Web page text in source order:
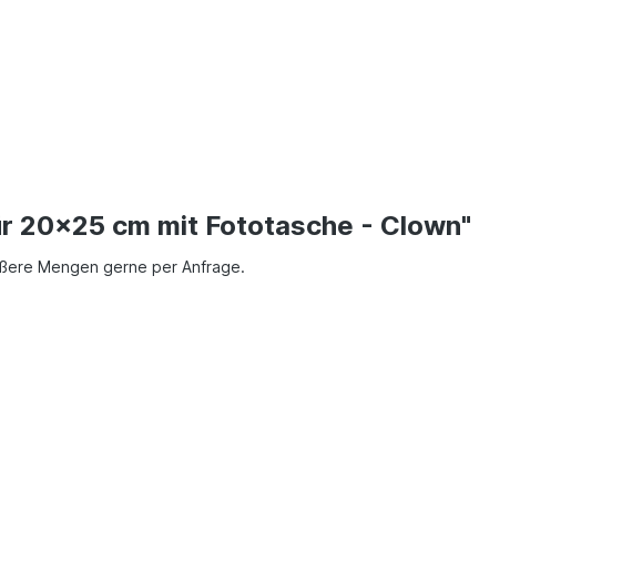
20x25 cm mit Fototasche - Clown"
Mengen gerne per Anfrage.